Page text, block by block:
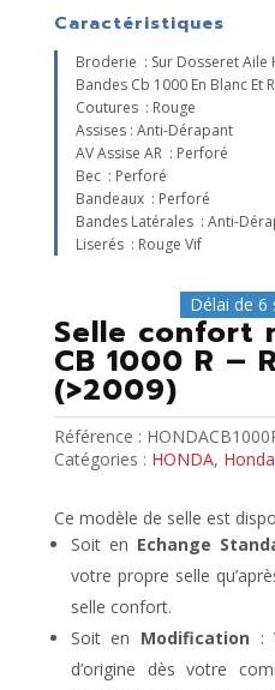
Caractéristiques
Broderie : Sur Dosseret Aile
Bandes Cb 1000 En Blanc Et
Coutures : Rouge
Assises : Anti-Dérapant
AV Assise AR : Perforé
Bec : Perforé
Bandeaux : Perforé
Bandes Latérales : Anti-
Liserés : Rouge Vif
Délai de 6
Selle confort
CB 1000 R –
(>2009)
Référence :
Catégories : HONDA,
Ce modèle de selle est
Soit en Echange
votre propre selle
selle confort.
Soit en Modification :
d’origine dès votre